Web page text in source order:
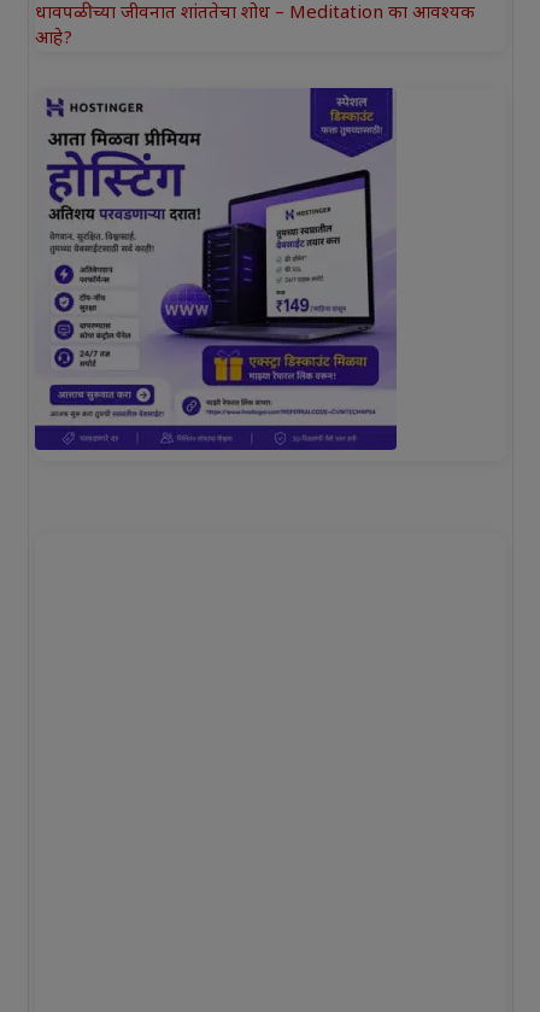
धावपळीच्या जीवनात शांततेचा शोध – Meditation का आवश्यक
आहे?